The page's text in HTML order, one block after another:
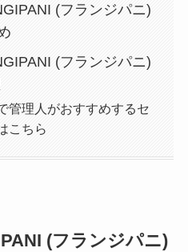
(フランジパニ)
(フランジパニ)
管理人がおすすめするセ
こちら
(フランジパニ)